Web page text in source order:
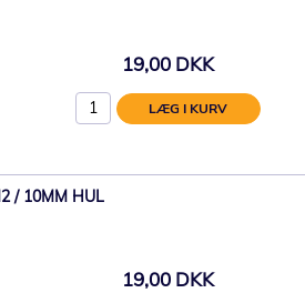
19,00 DKK
LÆG I KURV
/ 10MM HUL
19,00 DKK